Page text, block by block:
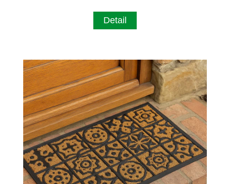
Detail